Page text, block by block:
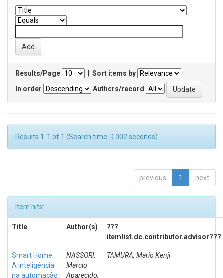
Results/Page
Sort items by
In order
Authors/record
Results 1-1 of 1 (Search time: 0.002 seconds).
previous 1 next
Item hits:
Title Author(s)
???
itemlist.dc.contributor.advisor???
Smart Home:
A inteligência
na automação
NASSORI,
Marcio
Aparecido;
TAMURA, Mario Kenji